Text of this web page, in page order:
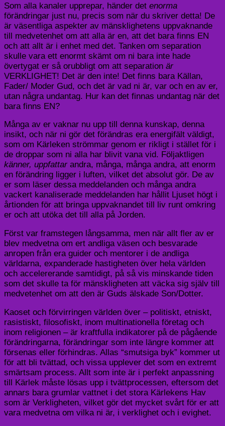
Som alla kanaler upprepar, händer det enorma
förändringar just nu, precis som när du skriver detta! De
är väsentliga aspekter av mänsklighetens uppvaknande
till medvetenhet om att alla är en, att det bara finns EN
och att allt är i enhet med det. Tanken om separation
skulle vara ett enormt skämt om ni bara inte hade
övertygat er så orubbligt om att separation är
VERKLIGHET! Det är den inte! Det finns bara Källan,
Fader/ Moder Gud, och det är vad ni är, var och en av er,
utan några undantag. Hur kan det finnas undantag när det
bara finns EN?
Många av er vaknar nu upp till denna kunskap, denna
insikt, och när ni gör det förändras era energifält väldigt,
som om Kärleken strömmar genom er rikligt i stället för i
de droppar som ni alla har blivit vana vid. Följaktligen
känner, uppfattar andra, många, många andra, att enorm
en förändring ligger i luften, vilket det absolut gör. De av
er som läser dessa meddelanden och många andra
vackert kanaliserade meddelanden har hållit Ljuset högt i
årtionden för att bringa uppvaknandet till liv runt omkring
er och att utöka det till alla på Jorden.
Först var framstegen långsamma, men när allt fler av er
blev medvetna om ert andliga väsen och besvarade
anropen från era guider och mentorer i de andliga
världarna, expanderade hastigheten över hela världen
och accelererande samtidigt, på så vis minskande tiden
som det skulle ta för mänskligheten att väcka sig själv till
medvetenhet om att den är Guds älskade Son/Dotter.
Kaoset och förvirringen världen över – politiskt, etniskt,
rasistiskt, filosofiskt, inom multinationella företag och
inom religionen – är kraftfulla indikatorer på de pågående
förändringarna, förändringar som inte längre kommer att
försenas eller förhindras. Allas “smutsiga byk” kommer ut
för att bli tvättad, och vissa upplever det som en extremt
smärtsam process. Allt som inte är i perfekt anpassning
till Kärlek måste lösas upp i tvättprocessen, eftersom det
annars bara grumlar vattnet i det stora Kärlekens Hav
som är Verkligheten, vilket gör det mycket svårt för er att
vara medvetna om vilka ni är, i verklighet och i evighet.